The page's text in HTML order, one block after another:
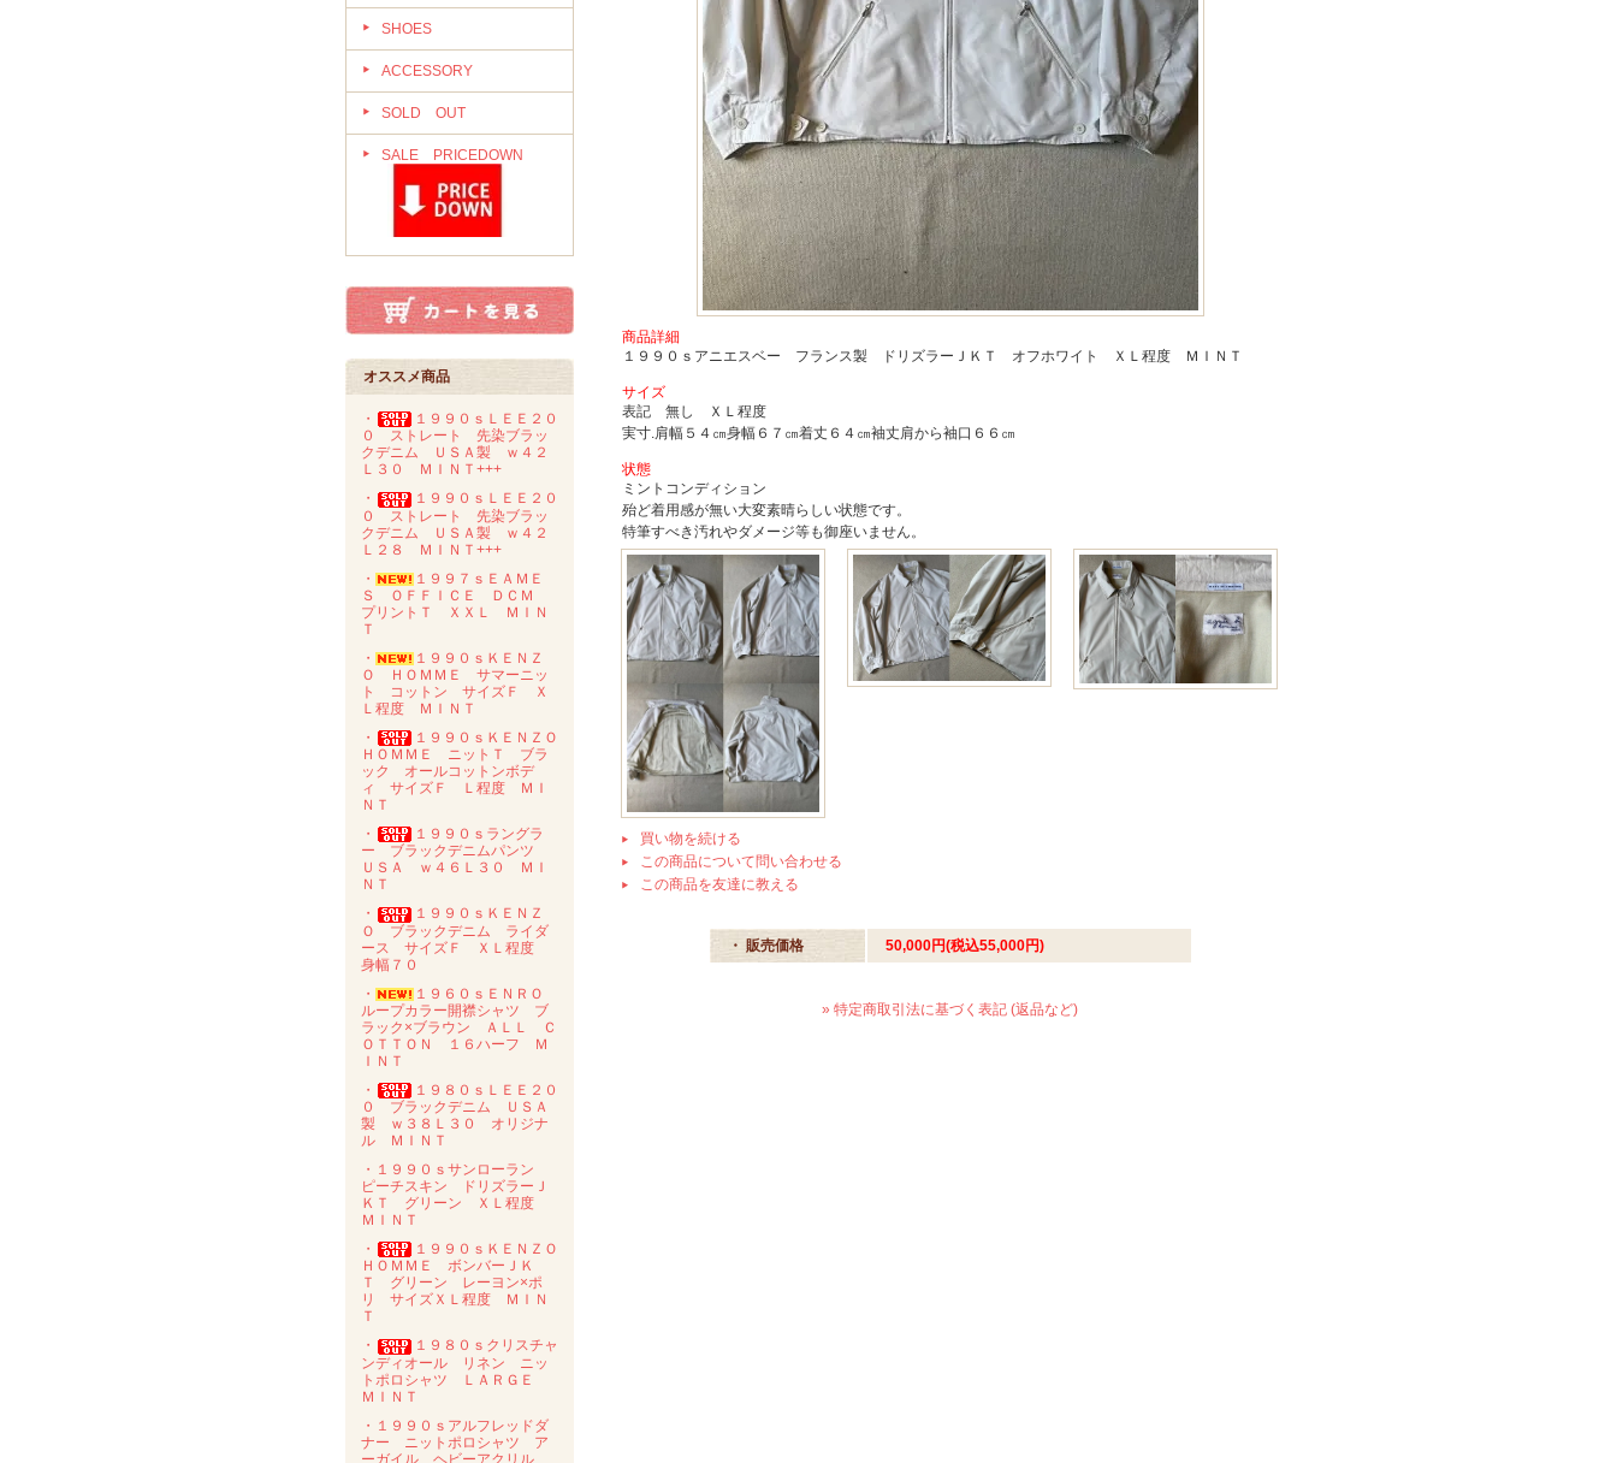
SHOES
ACCESSORY
SOLD OUT
SALE PRICEDOWN
オススメ商品
・
１９９０ｓＬＥＥ２０
０ ストレート 先染ブラッ
クデニム ＵＳＡ製 ｗ４２
Ｌ３０ ＭＩＮＴ+++
・
１９９０ｓＬＥＥ２０
０ ストレート 先染ブラッ
クデニム ＵＳＡ製 ｗ４２
Ｌ２８ ＭＩＮＴ+++
・
１９９７ｓＥＡＭＥ
Ｓ ＯＦＦＩＣＥ ＤＣＭ
プリントＴ ＸＸＬ ＭＩＮ
Ｔ
・
１９９０ｓＫＥＮＺ
Ｏ ＨＯＭＭＥ サマーニッ
ト コットン サイズＦ Ｘ
Ｌ程度 ＭＩＮＴ
・
１９９０ｓＫＥＮＺＯ
ＨＯＭＭＥ ニットＴ ブラ
ック オールコットンボデ
ィ サイズＦ Ｌ程度 ＭＩ
ＮＴ
・
１９９０ｓラングラ
ー ブラックデニムパンツ
ＵＳＡ ｗ４６Ｌ３０ ＭＩ
ＮＴ
・
１９９０ｓＫＥＮＺ
Ｏ ブラックデニム ライダ
ース サイズＦ ＸＬ程度
身幅７０
・
１９６０ｓＥＮＲＯ
ループカラー開襟シャツ ブ
ラック×ブラウン ＡＬＬ Ｃ
ＯＴＴＯＮ １６ハーフ Ｍ
ＩＮＴ
・
１９８０ｓＬＥＥ２０
０ ブラックデニム ＵＳＡ
製 ｗ３８Ｌ３０ オリジナ
ル ＭＩＮＴ
・１９９０ｓサンローラン
ピーチスキン ドリズラーＪ
ＫＴ グリーン ＸＬ程度
ＭＩＮＴ
・
１９９０ｓＫＥＮＺＯ
ＨＯＭＭＥ ボンバーＪＫ
Ｔ グリーン レーヨン×ポ
リ サイズＸＬ程度 ＭＩＮ
Ｔ
・
１９８０ｓクリスチャ
ンディオール リネン ニッ
トポロシャツ ＬＡＲＧＥ
ＭＩＮＴ
・１９９０ｓアルフレッドダ
ナー ニットポロシャツ ア
ーガイル ヘビーアクリル
商品詳細
１９９０ｓアニエスベー フランス製 ドリズラーＪＫＴ オフホワイト ＸＬ程度 ＭＩＮＴ
サイズ
表記 無し ＸＬ程度
実寸.肩幅５４㎝身幅６７㎝着丈６４㎝袖丈肩から袖口６６㎝
状態
ミントコンディション
殆ど着用感が無い大変素晴らしい状態です。
特筆すべき汚れやダメージ等も御座いません。
買い物を続ける
この商品について問い合わせる
この商品を友達に教える
・ 販売価格 50,000円(税込55,000円)
» 特定商取引法に基づく表記 (返品など)